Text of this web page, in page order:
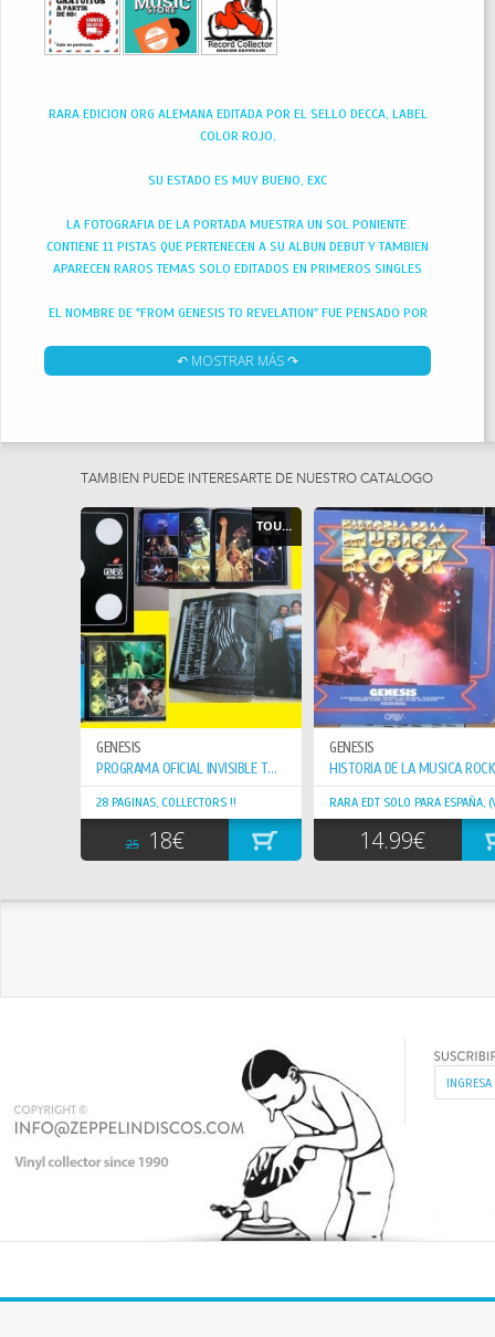
RARA EDICION ORG ALEMANA EDITADA POR EL SELLO DECCA, LABEL
COLOR ROJO,
SU ESTADO ES MUY BUENO, EXC
LA FOTOGRAFIA DE LA PORTADA MUESTRA UN SOL PONIENTE.
CONTIENE 11 PISTAS QUE PERTENECEN A SU ALBUN DEBUT Y TAMBIEN
APARECEN RAROS TEMAS SOLO EDITADOS EN PRIMEROS SINGLES
EL NOMBRE DE "FROM GENESIS TO REVELATION" FUE PENSADO POR
GENESIS Y EL QUE DESCUBRIÓ LA BANDA EN 1967). EL FUE TAMBIÉN
EL QUE PENSÓ EL NOMBRE GENESIS Y QUISO UNIRLO DE ALGUNA
DEL UNIVERSO, AUNQUE FUE UN CONCEPTO MUY INÚTIL".
SIDO UN ERROR DE SU PARTE, YA QUE FUE PUESTO JUNTO A LOS
ÁLBUMES RELIGIOSOS, HACIÉNDOSE DIFÍCIL DE ENCONTRAR Y NUNCA
TUVO LAS VENTAS ESPERADAS (SUS PRIMERAS VENTAS FUERON DE
UNAS MODESTAS 600 COPIAS). SIN EMBARGO, UNA VEZ QUE LA
BANDA COMENZÓ A SER CONOCIDA A NIVEL MUNDIAL, EL DISCO
LLEGÓ A LA POSICIÓN #170 EN LOS RANKINGS DE EE. UU.
GENESIS NO POSEE LOS DERECHOS DISCOGRÁFICOS SOBRE ESTE
ÁLBUM, Y NO TIENEN CONTROL SOBRE CUANTAS VECES ES RE-
LANZADO. EL PRODUCTOR JONATHAN KING MANTIENE LA PROPIEDAD
Y HA HECHO NUEVAS EDICIONES DEL MISMO EN FORMA MÁS O
MENOS REGULAR. ESTO HA FACILITADO QUE LOS SEGUIDORES DE
GENESIS PUEDAN OBTENER ESTE ÁLBUM, YA QUE DE OTRA FORMA
HABRÍA CAÍDO EN LA OSCURIDAD Y SE HUBIERA CONVERTIDO EN UN
OBJETO DE COLECCIÓN.
ADEMÁS DE SER PARTE DEL TÍTULO DEL ÁLBUM, EL NOMBRE DE LA
MÁS PEQUEÑAS, LAS QUE A MENUDO LO EDITABAN CON DIFERENTES
PORTADAS, DIFERENTES DURACIONES DE CANCIONES, E INCLUSO
DIFERENTES TÍTULOS.
↶ MOSTRAR MÁS ↷
TAMBIEN PUEDE INTERESARTE DE NUESTRO CATÁLOGO
TOUR BOOK - PROGRAMAS
GENESIS
PROGRAMA OFICIAL INVISIBLE TOUR USA 1987
28 PAGINAS, COLLECTORS !!
25 18€
GENESIS
14.99€